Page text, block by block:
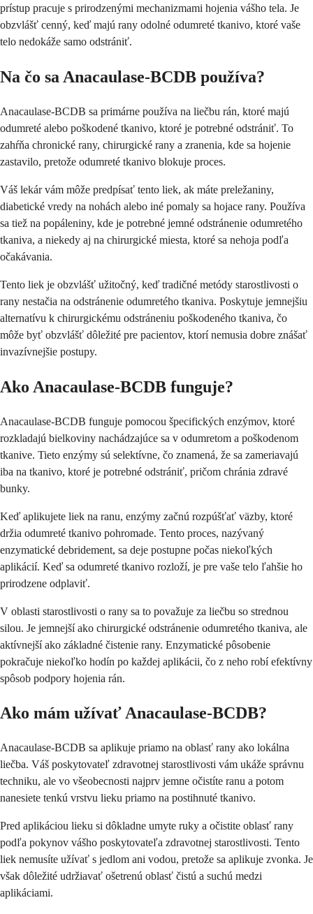
prístup pracuje s prirodzenými mechanizmami hojenia vášho tela. Je
obzvlášť cenný, keď majú rany odolné odumreté tkanivo, ktoré vaše
telo nedokáže samo odstrániť.
Na čo sa Anacaulase-BCDB používa?
Anacaulase-BCDB sa primárne používa na liečbu rán, ktoré majú
odumreté alebo poškodené tkanivo, ktoré je potrebné odstrániť. To
zahŕňa chronické rany, chirurgické rany a zranenia, kde sa hojenie
zastavilo, pretože odumreté tkanivo blokuje proces.
Váš lekár vám môže predpísať tento liek, ak máte preležaniny,
diabetické vredy na nohách alebo iné pomaly sa hojace rany. Používa
sa tiež na popáleniny, kde je potrebné jemné odstránenie odumretého
tkaniva, a niekedy aj na chirurgické miesta, ktoré sa nehoja podľa
očakávania.
Tento liek je obzvlášť užitočný, keď tradičné metódy starostlivosti o
rany nestačia na odstránenie odumretého tkaniva. Poskytuje jemnejšiu
alternatívu k chirurgickému odstráneniu poškodeného tkaniva, čo
môže byť obzvlášť dôležité pre pacientov, ktorí nemusia dobre znášať
invazívnejšie postupy.
Ako Anacaulase-BCDB funguje?
Anacaulase-BCDB funguje pomocou špecifických enzýmov, ktoré
rozkladajú bielkoviny nachádzajúce sa v odumretom a poškodenom
tkanive. Tieto enzýmy sú selektívne, čo znamená, že sa zameriavajú
iba na tkanivo, ktoré je potrebné odstrániť, pričom chránia zdravé
bunky.
Keď aplikujete liek na ranu, enzýmy začnú rozpúšťať väzby, ktoré
držia odumreté tkanivo pohromade. Tento proces, nazývaný
enzymatické debridement, sa deje postupne počas niekoľkých
aplikácií. Keď sa odumreté tkanivo rozloží, je pre vaše telo ľahšie ho
prirodzene odplaviť.
V oblasti starostlivosti o rany sa to považuje za liečbu so strednou
silou. Je jemnejší ako chirurgické odstránenie odumretého tkaniva, ale
aktívnejší ako základné čistenie rany. Enzymatické pôsobenie
pokračuje niekoľko hodín po každej aplikácii, čo z neho robí efektívny
spôsob podpory hojenia rán.
Ako mám užívať Anacaulase-BCDB?
Anacaulase-BCDB sa aplikuje priamo na oblasť rany ako lokálna
liečba. Váš poskytovateľ zdravotnej starostlivosti vám ukáže správnu
techniku, ale vo všeobecnosti najprv jemne očistíte ranu a potom
nanesiete tenkú vrstvu lieku priamo na postihnuté tkanivo.
Pred aplikáciou lieku si dôkladne umyte ruky a očistite oblasť rany
podľa pokynov vášho poskytovateľa zdravotnej starostlivosti. Tento
liek nemusíte užívať s jedlom ani vodou, pretože sa aplikuje zvonka. Je
však dôležité udržiavať ošetrenú oblasť čistú a suchú medzi
aplikáciami.